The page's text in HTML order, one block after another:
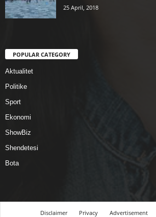
25 April, 2018
POPULAR CATEGORY
Aktualitet
Politike
Sport
Ekonomi
ShowBiz
Shendetesi
Bota
Disclaimer Privacy Advertisement